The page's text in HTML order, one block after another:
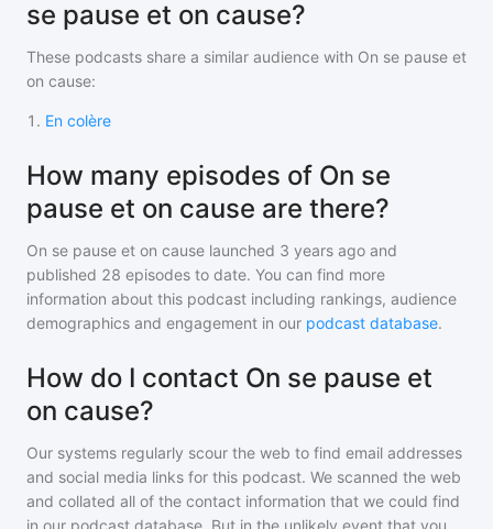
se pause et on cause?
These podcasts share a similar audience with On se pause et
on cause:
1 . En colère
How many episodes of On se
pause et on cause are there?
On se pause et on cause launched 3 years ago and
published 28 episodes to date. You can find more
information about this podcast including rankings, audience
demographics and engagement in our podcast database.
How do I contact On se pause et
on cause?
Our systems regularly scour the web to find email addresses
and social media links for this podcast. We scanned the web
and collated all of the contact information that we could find
in our podcast database. But in the unlikely event that you